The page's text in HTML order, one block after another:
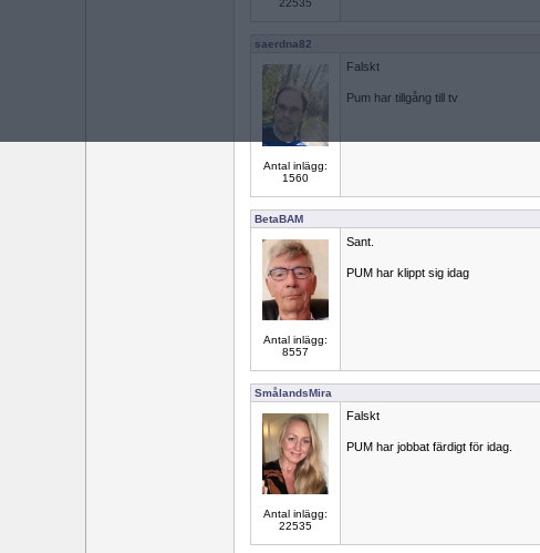
22535
saerdna82
Antal inlägg:
1560
Falskt
Pum har tillgång till tv
BetaBAM
Antal inlägg:
8557
Sant.
PUM har klippt sig idag
SmålandsMira
Antal inlägg:
22535
Falskt
PUM har jobbat färdigt för idag.